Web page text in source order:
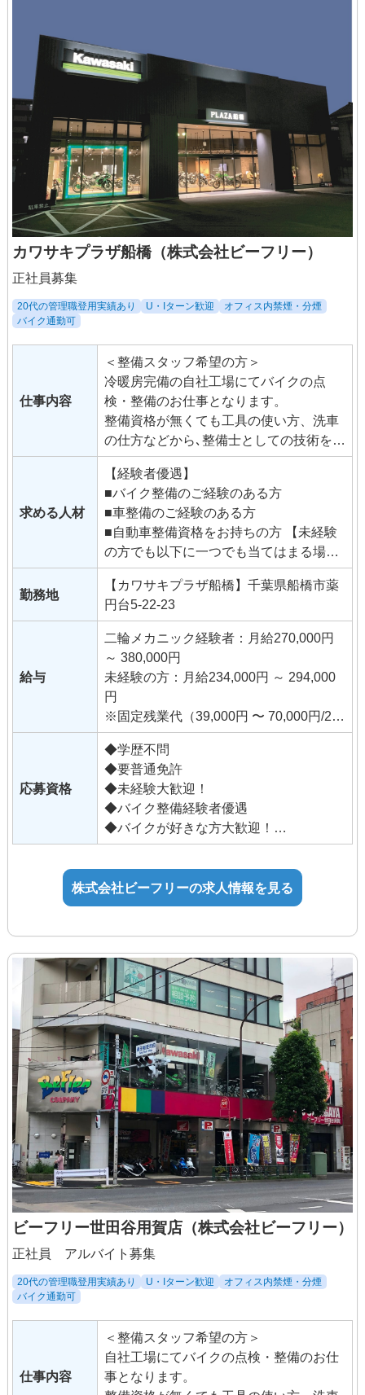
【アルバイト・パート】
時給1,250円～
カワサキプラザ船橋（株式会社ビーフリー）
正社員募集
20代の管理職登用実績あり U・Iターン歓迎
オフィス内禁煙・分煙
バイク通勤可
仕事内容
＜整備スタッフ希望の方＞
冷暖房完備の自社工場にてバイクの点
検・整備のお仕事となります。
整備資格が無くても工具の使い方、洗車
の仕方などから､整備士としての技術をイ
チから学んでみませんか？ ＜販売スタッ
フ希望の方＞
店内での接客を中心にバイクの販売、保
険業務他、整備以外のバイクショップの
仕事全般となります。
販売ノルマはありません。
販売経験が無くても来店される方はみん
なバイク好きなので話が弾みます。
カワサキ専門ディーラーとしてお客様の
バイクライフをサポートしていくお仕事
です。
レアなバイクに出会えると店内の温度が
一気にあがる､そんなバイク好きが集まっ
ている会社です｡
求める人材
【経験者優遇】
■バイク整備のご経験のある方
■車整備のご経験のある方
■自動車整備資格をお持ちの方 【未経験
の方でも以下に一つでも当てはまる場合
はぜひご応募ください！】
■バイク大好き！
■バイクが好きな人が好き！
■いろいろなバイクに触れたい！
■まだバイクの免許を持っていないが、
とにかくバイク大好き！ 二輪運転免許を
持っていない方でもやる気があれば大丈
夫です。
仕事を通して成長していきたい方なら問
題ありません。
バイクの知識が無くても販売には自身が
あるなど、他業種からの転職も歓迎しま
す。
勤務地
【カワサキプラザ船橋】千葉県船橋市薬
円台5-22-23
給与
二輪メカニック経験者：月給270,000円
～ 380,000円
未経験の方：月給234,000円 ～ 294,000
円
※固定残業代（39,000円 〜 70,000円/28
時間）を含む
時間外労働の有無にかかわらず、固定
残業代として支給し、
28時間を超える時間外労働は追加で支
給。
（法定内21時間、法定外7時間で算出）
■手当
通勤手当
役職手当
◆試用期間あり：3ヶ月（同条件）
応募資格
◆学歴不問
◆要普通免許
◆未経験大歓迎！
◆バイク整備経験者優遇
◆バイクが好きな方大歓迎！
未経験の方：年齢制限あり（32歳以下）
年齢制限該当事由：キャリ
ア形成
年齢制限の理由：長期勤続
株式会社ビーフリーの求人情報を見る
ビーフリー世田谷用賀店（株式会社ビーフリー）
正社員 アルバイト募集
20代の管理職登用実績あり U・Iターン歓迎
オフィス内禁煙・分煙
バイク通勤可
仕事内容
＜整備スタッフ希望の方＞
自社工場にてバイクの点検・整備のお仕
事となります。